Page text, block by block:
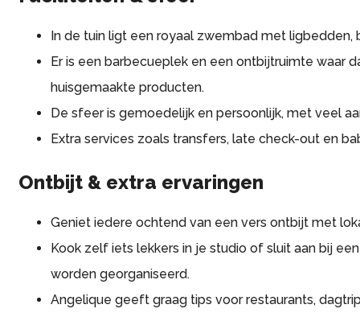
In de tuin ligt een royaal zwembad met
Er is een barbecueplek en een ontbijtruimte waar
huisgemaakte producten.
De sfeer is gemoedelijk en persoonlijk, met veel
Extra services zoals transfers, late check-out en
Ontbijt & extra ervaringen
Geniet iedere ochtend van een vers ontbijt met
Kook zelf iets lekkers in je studio of sluit aan bij
worden georganiseerd.
Angelique geeft graag tips voor restaurants,